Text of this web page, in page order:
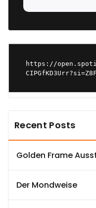
https://
Recent Posts
Golden Frame
Der Mondweise